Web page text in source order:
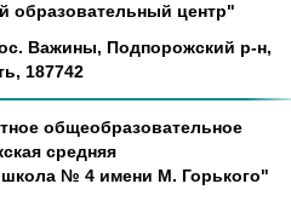
образовательный центр"
Важины, Подпорожский р-н,
187742
общеобразовательное
средняя
№ 4 имени М. Горького"